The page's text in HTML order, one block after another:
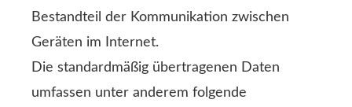
Bestandteil der Kommunikation zwischen
Geräten im Internet.
Die standardmäßig übertragenen Daten
umfassen unter anderem folgende